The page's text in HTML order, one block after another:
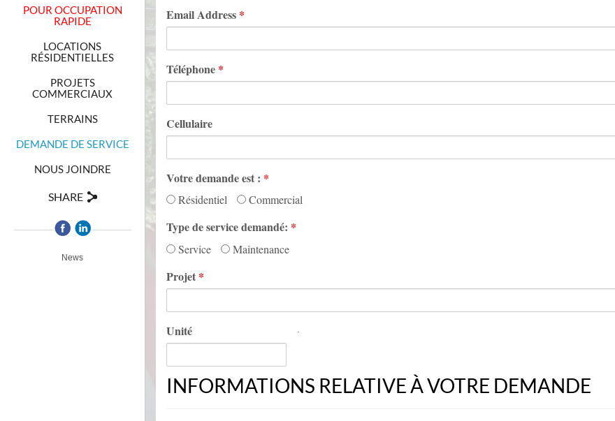
POUR OCCUPATION
RAPIDE
LOCATIONS
RÉSIDENTIELLES
PROJETS
COMMERCIAUX
TERRAINS
DEMANDE DE SERVICE
NOUS JOINDRE
SHARE
News
Email Address *
Téléphone *
Cellulaire
Votre demande est : *
Résidentiel Commercial
Type de service demandé: *
Service Maintenance
Projet *
Unité
INFORMATIONS RELATIVE À VOTRE DEMANDE